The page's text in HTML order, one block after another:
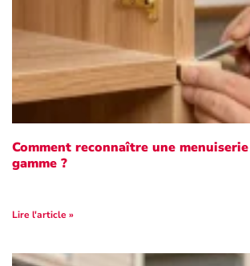
Comment reconnaître une
gamme ?
Lire l'article »